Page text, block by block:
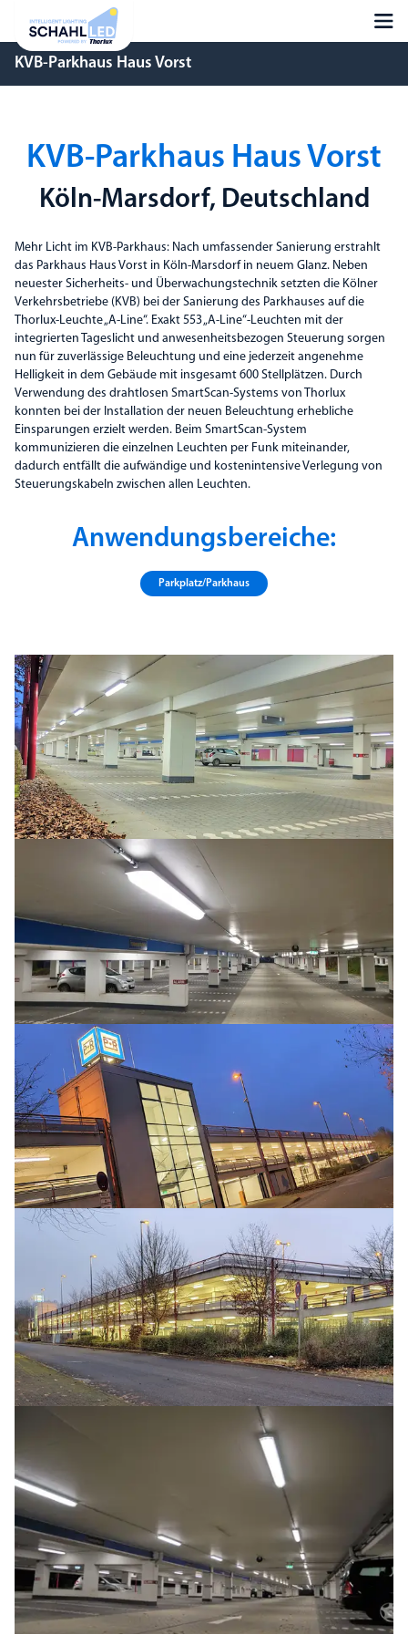
KVB-Parkhaus Haus Vorst
KVB-Parkhaus Haus Vorst
Köln-Marsdorf, Deutschland
Mehr Licht im KVB-Parkhaus: Nach umfassender Sanierung erstrahlt
das Parkhaus Haus Vorst in Köln-Marsdorf in neuem Glanz. Neben
neuester Sicherheits- und Überwachungstechnik setzten die Kölner
Verkehrsbetriebe (KVB) bei der Sanierung des Parkhauses auf die
Thorlux-Leuchte „A-Line“. Exakt 553 „A-Line“-Leuchten mit der
integrierten Tageslicht und anwesenheitsbezogen Steuerung sorgen
nun für zuverlässige Beleuchtung und eine jederzeit angenehme
Helligkeit in dem Gebäude mit insgesamt 600 Stellplätzen. Durch
Verwendung des drahtlosen SmartScan-Systems von Thorlux
konnten bei der Installation der neuen Beleuchtung erhebliche
Einsparungen erzielt werden. Beim SmartScan-System
kommunizieren die einzelnen Leuchten per Funk miteinander,
dadurch entfällt die aufwändige und kostenintensive Verlegung von
Steuerungskabeln zwischen allen Leuchten.
Anwendungsbereiche:
Parkplatz/Parkhaus